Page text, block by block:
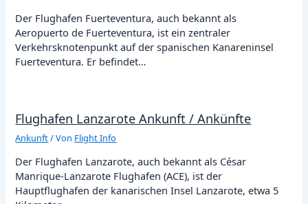
Der Flughafen Fuerteventura, auch bekannt als
Aeropuerto de Fuerteventura, ist ein zentraler
Verkehrsknotenpunkt auf der spanischen Kanareninsel
Fuerteventura. Er befindet…
Flughafen Lanzarote Ankunft / Ankünfte
Ankunft/ Von Flight Info
Der Flughafen Lanzarote, auch bekannt als César
Manrique-Lanzarote Flughafen (ACE), ist der
Hauptflughafen der kanarischen Insel Lanzarote, etwa 5